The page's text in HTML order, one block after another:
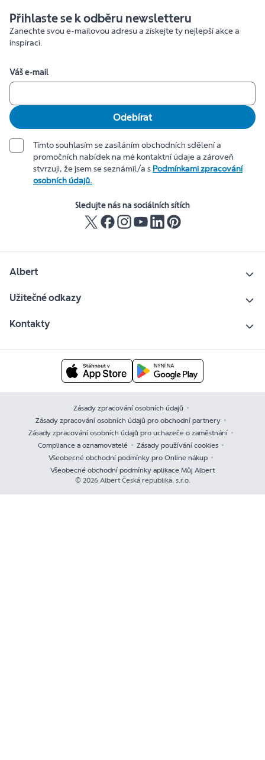
Přihlaste se k odběru newsletteru
Zanechte svou e-mailovou adresu a získejte ty nejlepší akce a
inspiraci.
Váš e-mail
Odebírat
Tímto souhlasím se zasíláním obchodních sdělení a
promočních nabídek na mé kontaktní údaje a zároveň
stvrzuji, že jsem se seznámil/a s Podmínkami zpracování
osobních údajů.
Sledujte nás na sociálních sítích
Albert
Užitečné odkazy
Kontakty
Zásady zpracování osobních údajů
Zásady zpracování osobních údajů pro obchodní partnery
Zásady zpracování osobních údajů pro uchazeče o zaměstnání
Compliance a oznamovatelé
Zásady používání cookies
Všeobecné obchodní podmínky pro Online nákup
Všeobecné obchodní podmínky aplikace Můj Albert
© 2026 Albert Česká republika, s.r.o.